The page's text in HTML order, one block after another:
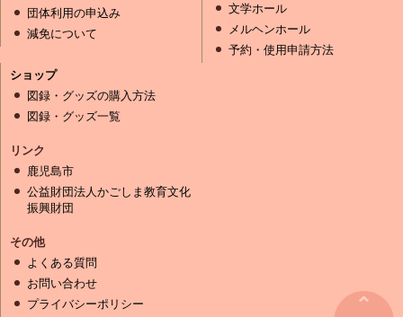
団体利用の申込み
減免について
文学ホール
メルヘンホール
予約・使用申請方法
ショップ
図録・グッズの購入方法
図録・グッズ一覧
リンク
鹿児島市
公益財団法人かごしま教育文化
振興財団
その他
よくある質問
お問い合わせ
プライバシーポリシー